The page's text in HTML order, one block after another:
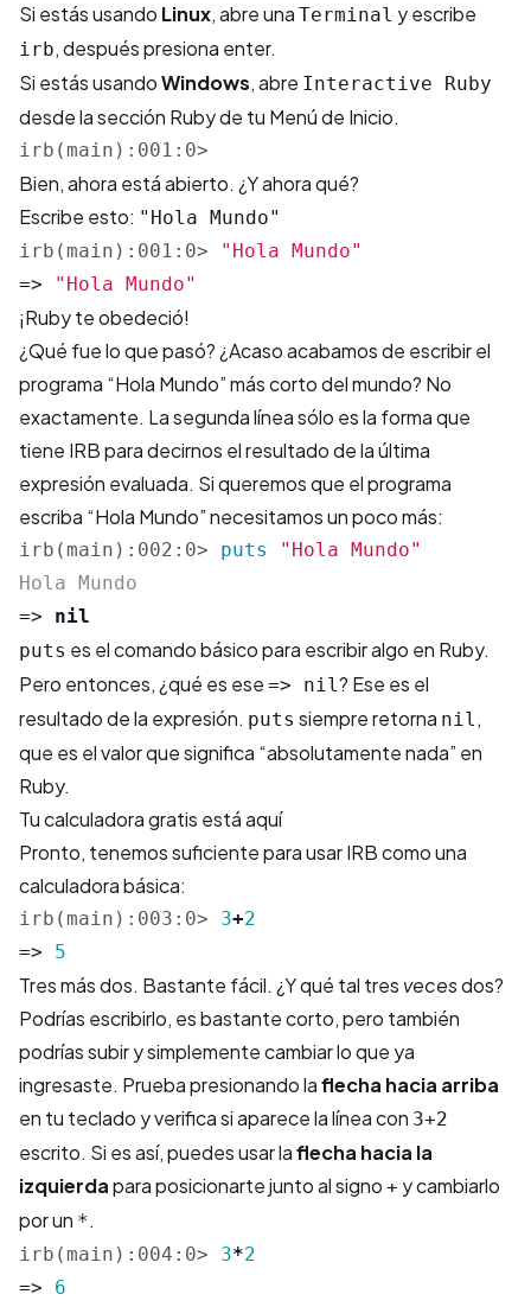
Si estás usando Linux, abre una Terminal y escribe
irb, después presiona enter.
Si estás usandoWindows, abre Interactive Ruby
desde la sección Ruby de tu Menú de Inicio.
irb(main):001:0>
Bien, ahora está abierto. ¿Y ahora qué?
Escribe esto: "Hola Mundo"
irb(main):001:0>
"Hola Mundo"
=>
"Hola Mundo"
¡Ruby te obedeció!
¿Qué fue lo que pasó? ¿Acaso acabamos de escribir el
programa “Hola Mundo” más corto del mundo? No
exactamente. La segunda línea sólo es la forma que
tiene IRB para decirnos el resultado de la última
expresión evaluada. Si queremos que el programa
escriba “Hola Mundo” necesitamos un poco más:
irb(main):002:0> puts
"Hola Mundo"
=>
nil
puts es el comando básico para escribir algo en Ruby.
Pero entonces, ¿qué es ese => nil? Ese es el
resultado de la expresión. puts siempre retorna nil ,
que es el valor que significa “absolutamente nada” en
Ruby.
Tu calculadora gratis está aquí
Pronto, tenemos suficiente para usar IRB como una
calculadora básica:
irb(main):003:0> 3+2
=>
5
Tres más dos. Bastante fácil. ¿Y qué tal tresvecesdos?
Podrías escribirlo, es bastante corto, pero también
podrías subir y simplemente cambiar lo que ya
ingresaste. Prueba presionando laflecha hacia arriba
en tu teclado y verifica si aparece la línea con 3+2
escrito. Si es así, puedes usar laflecha hacia la
izquierdapara posicionarte junto al signo + y cambiarlo
por un *.
irb(main):004:0> 3*2
=>
6